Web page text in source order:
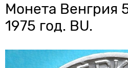
Монета Венгрия
1975 год. BU.